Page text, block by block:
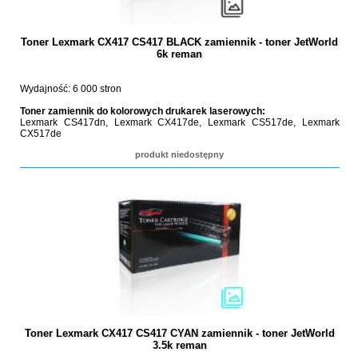
Toner Lexmark CX417 CS417 BLACK zamiennik - toner JetWorld
6k reman
Wydajność: 6 000 stron
Toner zamiennik do kolorowych drukarek laserowych:
Lexmark CS417dn, Lexmark CX417de, Lexmark CS517de, Lexmark
CX517de
produkt niedostępny
Toner Lexmark CX417 CS417 CYAN zamiennik - toner JetWorld
3.5k reman